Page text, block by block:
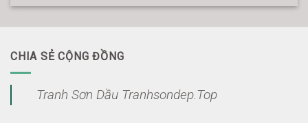
CHIA SẺ CỘNG ĐỒNG
Tranh Sơn Dầu Tranhsondep.Top